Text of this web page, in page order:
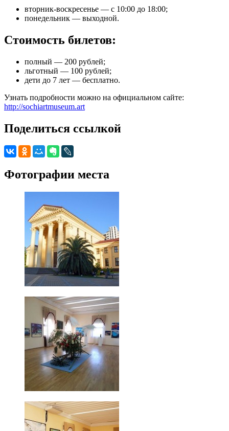
вторник-воскресенье — с 10:00 до 18:00;
понедельник — выходной.
Стоимость билетов:
полный — 200 рублей;
льготный — 100 рублей;
дети до 7 лет — бесплатно.
Узнать подробности можно на официальном сайте:
http://sochiartmuseum.art
Поделиться ссылкой
Фотографии места